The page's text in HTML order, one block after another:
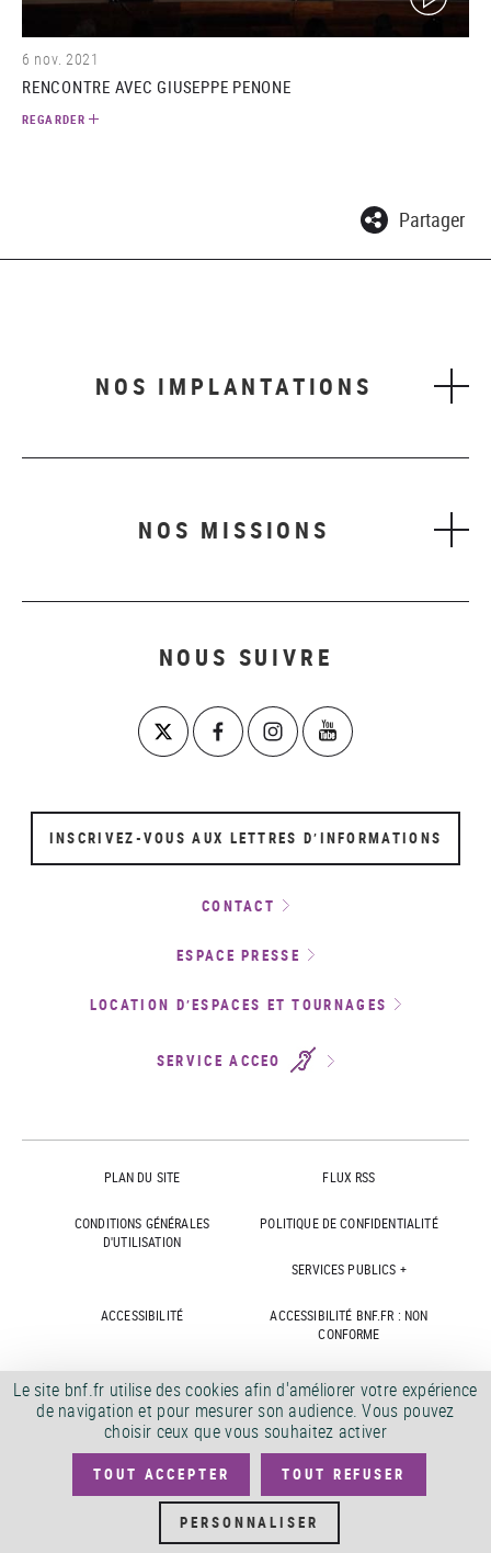
6 nov. 2021
RENCONTRE AVEC GIUSEPPE PENONE
REGARDER
Partager
NOS IMPLANTATIONS
NOS MISSIONS
NOUS SUIVRE
INSCRIVEZ-VOUS AUX LETTRES D’INFORMATIONS
CONTACT
ESPACE PRESSE
LOCATION D’ESPACES ET TOURNAGES
SERVICE ACCEO
PLAN DU SITE FLUX RSS
CONDITIONS GÉNÉRALES
D'UTILISATION
POLITIQUE DE CONFIDENTIALITÉ
SERVICES PUBLICS +
ACCESSIBILITÉ
ACCESSIBILITÉ BNF.FR : NON
CONFORME
MARCHÉS PUBLICS OFFRES D'EMPLOI
DÉMATÉRIALISATION FACTURES CRÉDITS
©
Le site bnf.fr utilise des cookies afin d'améliorer votre expérience
de navigation et pour mesurer son audience. Vous pouvez
choisir ceux que vous souhaitez activer
TOUT ACCEPTER TOUT REFUSER
PERSONNALISER